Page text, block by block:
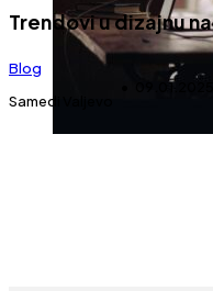
Trendovi u dizajnu
Blog
Samedi Valjevo
09.01.2025.